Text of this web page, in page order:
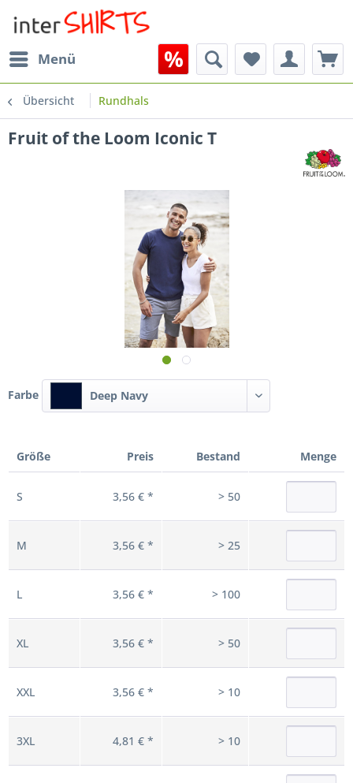
Menü
Übersicht Rundhals
Fruit of the Loom Iconic T
Farbe Deep Navy
Größe Preis Bestand Menge
S 3,56 € * > 50
M 3,56 € * > 25
L 3,56 € * > 100
XL 3,56 € * > 50
XXL 3,56 € * > 10
3XL 4,81 € * > 10